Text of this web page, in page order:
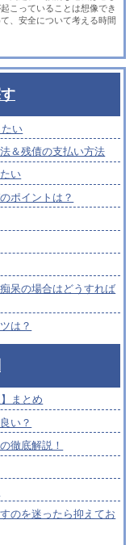
こっていることは想像でき
、安全について考える時間
い
＆残債の支払い方法
い
ポイントは？
呆の場合はどうすれば
は？
まとめ
い？
徹底解説！
のを迷ったら抑えてお